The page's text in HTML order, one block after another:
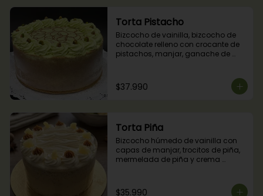
Torta Pistacho
Bizcocho de vainilla, bizcocho de
chocolate relleno con crocante de
pistachos, manjar, ganache de
$37.990
Torta Piña
Bizcocho húmedo de vainilla con
capas de manjar, trocitos de piña,
mermelada de piña y crema
$35.990